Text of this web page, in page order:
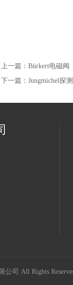
上一篇： Bürkert电磁阀
下一篇： Jungmichel探
公司 All Rights